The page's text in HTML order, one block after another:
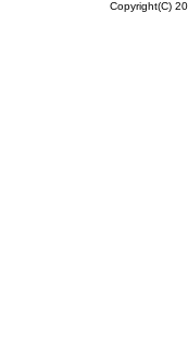
Copyright(C)